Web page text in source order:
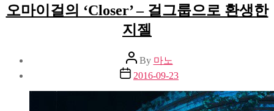
오마이걸의 ‘Closer’ – 걸그룹으로 환생한
지젤
Post
author
By 마노
Post
date
2016-09-23